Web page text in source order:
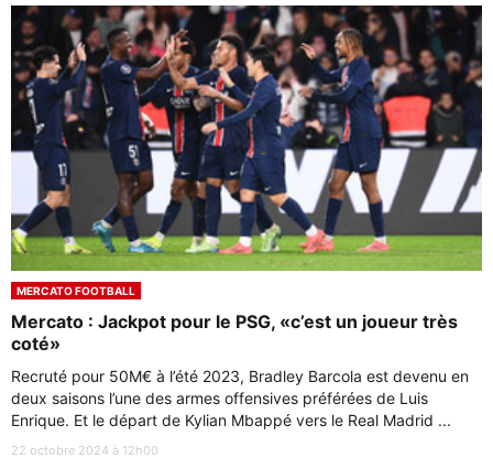
MERCATO FOOTBALL
Mercato : Jackpot pour le PSG, «c’est un joueur très
coté»
Recruté pour 50M€ à l’été 2023, Bradley Barcola est devenu en
deux saisons l’une des armes offensives préférées de Luis
Enrique. Et le départ de Kylian Mbappé vers le Real Madrid ...
22 octobre 2024 à 12h00